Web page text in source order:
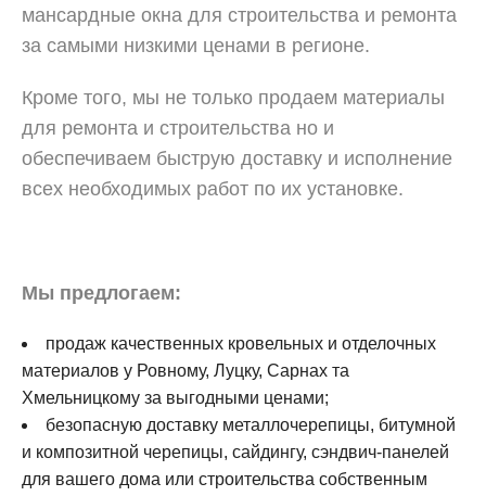
мансардные окна для строительства и ремонта
за самыми низкими ценами в регионе.
Кроме того, мы не только продаем материалы
для ремонта и строительства но и
обеспечиваем быструю доставку и исполнение
всех необходимых работ по их установке.
Мы предлогаем:
продаж качественных кровельных и отделочных
материалов у Ровному, Луцку, Сарнах та
Хмельницкому за выгодными ценами;
безопасную доставку металлочерепицы, битумной
и композитной черепицы, сайдингу, сэндвич-панелей
для вашего дома или строительства собственным